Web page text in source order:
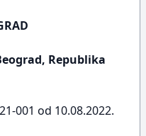
Republika
001 od 10.08.2022.